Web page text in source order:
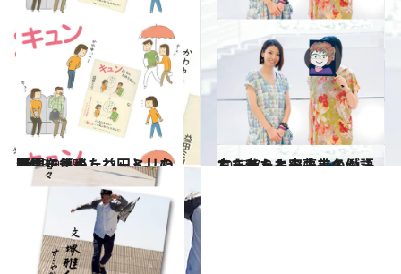
2013.9.15
男性に「キュン」とした瞬間を集めた益田ミリの新エッセイ
カルチャー 2013.7.8
ちきりんと安藤美冬が語る 私たちの未来の働き方を考えよう
カルチャー